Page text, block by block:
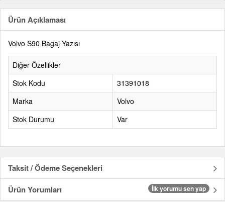
Ürün Açıklaması
Volvo S90 Bagaj Yazısı
Diğer Özellikler
Stok Kodu
31391018
Marka
Volvo
Stok Durumu
Var
Taksit / Ödeme Seçenekleri
Ürün Yorumları
İlk yorumu sen yap